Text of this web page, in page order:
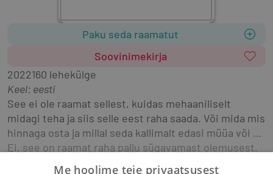
Paku seda raamatut
Soovinimekirja
2022160 lehekülge
Keel: eesti
See ei ole raamat sellest, kuidas mehaaniliselt
midagi teha ja siis selle eest raha saada. Või mida mis
hinnaga osta ja millal seda kallimalt edasi müüa või …
Ei, see on raamat raha palju sügavamast olemusest.
Me hoolime teie privaatsusest